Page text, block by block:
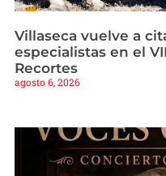
Villaseca vuelve a
especialistas en el
Recortes
agosto 6, 2026